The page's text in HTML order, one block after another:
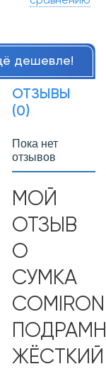
дешевле!
ОТЗЫВЫ
(0)
Пока нет
отзывов
МОЙ
ОТЗЫВ
О
СУМКА
COMIRON
ЖЁСТКИЙ